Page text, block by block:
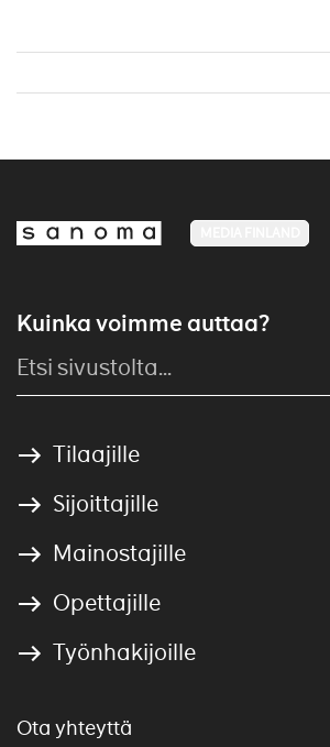
Kuinka voimme auttaa?
Tilaajille
Sijoittajille
Mainostajille
Opettajille
Työnhakijoille
Ota yhteyttä